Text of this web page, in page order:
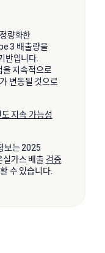
량화한
3 배출량을
반입니다.
지속적으로
변동될 것으로
지속 가능성
보는 2025
실가스 배출 검증
수 있습니다.